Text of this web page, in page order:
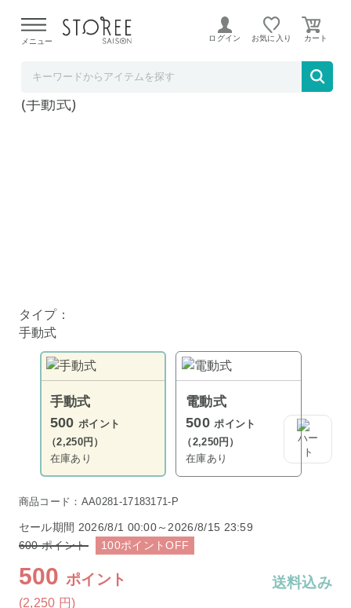
よる配送遅延が発生しております。
メニュー ログイン お気に入り
mitas ワインオープナー ER-FLCT Aタイプ
(手動式)
タイプ：
手動式
手動式
500ポイント
（2,250円）
在庫あり
電動式
500ポイント
（2,250円）
在庫あり
商品コード：AA0281-17183171-P
セール期間 2026/8/1 00:00～2026/8/15 23:59
600ポイント 100ポイントOFF
500ポイント
(2,250 円)
送料込み